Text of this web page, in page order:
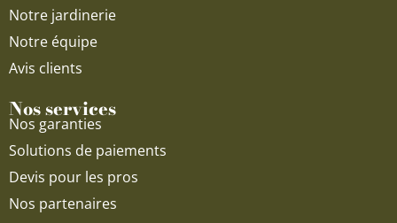
Notre jardinerie
Notre équipe
Avis clients
Nos services
Nos garanties
Solutions de paiements
Devis pour les pros
Nos partenaires